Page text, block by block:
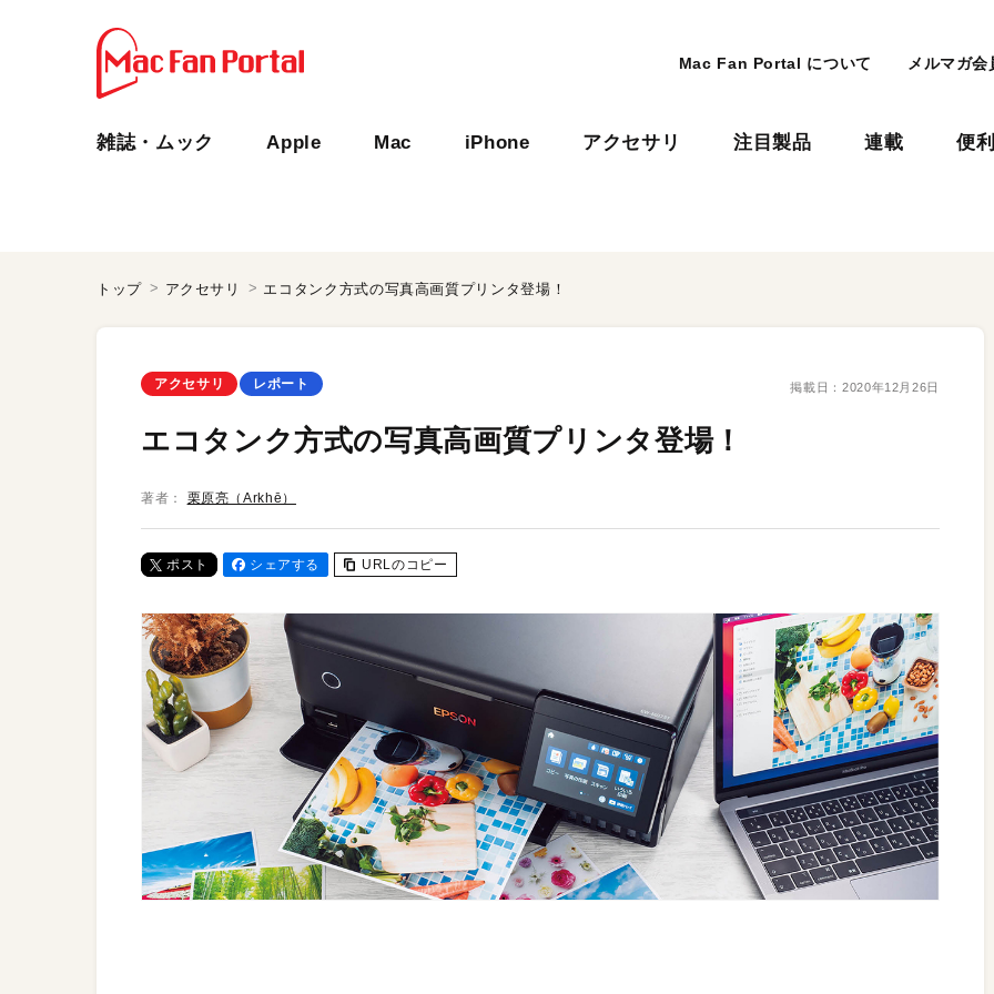
Mac Fan Portal について メルマガ会
雑誌・ムック Apple Mac iPhone アクセサリ 注目製品 連載 便
トップ アクセサリ エコタンク方式の写真高画質プリンタ登場！
アクセサリ レポート 掲載日： 2020年12月26日
エコタンク方式の写真高画質プリンタ登場！
著者： 栗原亮（Arkhē）
ポスト シェアする URLのコピー